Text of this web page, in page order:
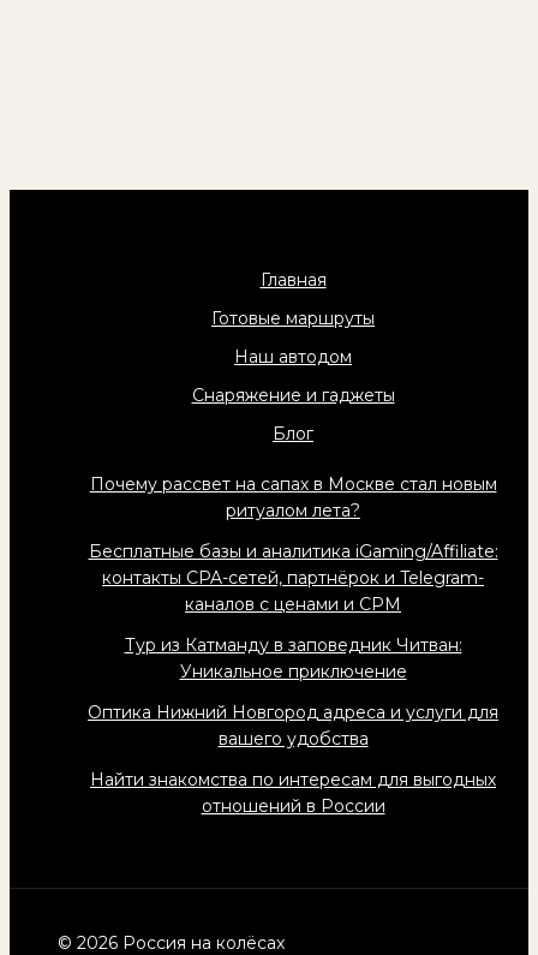
Главная
Готовые маршруты
Наш автодом
Снаряжение и гаджеты
Блог
Почему рассвет на сапах в Москве стал новым
ритуалом лета?
Бесплатные базы и аналитика iGaming/Affiliate:
контакты CPA-сетей, партнёрок и Telegram-
каналов с ценами и CPM
Тур из Катманду в заповедник Читван:
Уникальное приключение
Оптика Нижний Новгород адреса и услуги для
вашего удобства
Найти знакомства по интересам для выгодных
отношений в России
© 2026 Россия на колёсах